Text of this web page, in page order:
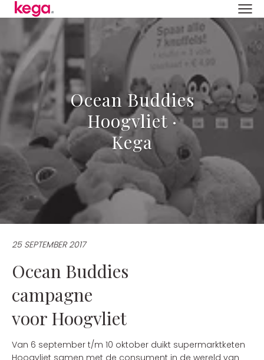
Ocean Buddies
Hoogvliet ·
Kega
25 SEPTEMBER 2017
Ocean Buddies
campagne
voor Hoogvliet
Van 6 september t/m 10 oktober duikt supermarktketen
Hoogvliet samen met de consument in de wereld van